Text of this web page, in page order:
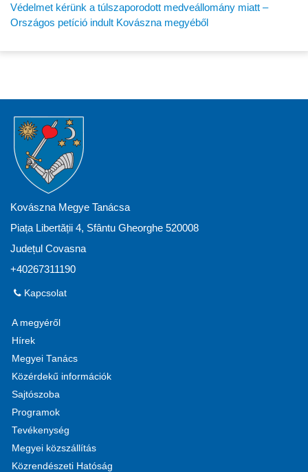
Védelmet kérünk a túlszaporodott medveállomány miatt –
Országos petíció indult Kovászna megyéből
Kovászna Megye Tanácsa
Piața Libertății 4, Sfântu Gheorghe 520008
Județul Covasna
+40267311190
Kapcsolat
A megyéről
Hírek
Megyei Tanács
Közérdekű információk
Sajtószoba
Programok
Tevékenység
Megyei közszállítás
Közrendészeti Hatóság